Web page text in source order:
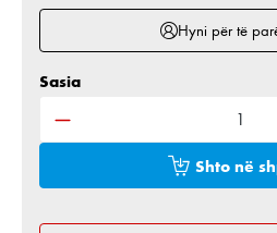
Hyni për të
Sasia e produktit:
Sasia
Shto në